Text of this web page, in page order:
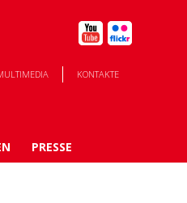
KONTAKTE
PRESSE